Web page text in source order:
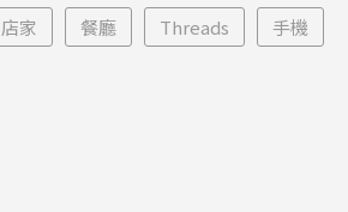
店家 餐廳 Threads 手機